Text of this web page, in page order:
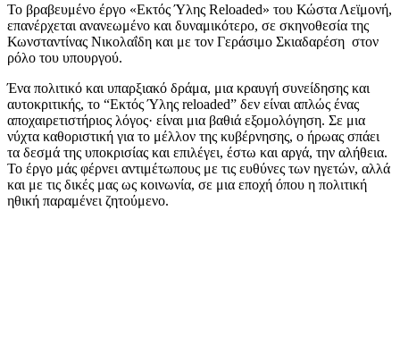
Το βραβευμένο έργο «Εκτός Ύλης Reloaded» του Κώστα Λεϊμονή,
επανέρχεται ανανεωμένο και δυναμικότερο, σε σκηνοθεσία της
Κωνσταντίνας Νικολαΐδη και με τον Γεράσιμο Σκιαδαρέση στον
ρόλο του υπουργού.
Ένα πολιτικό και υπαρξιακό δράμα, μια κραυγή συνείδησης και
αυτοκριτικής, το “Εκτός Ύλης reloaded” δεν είναι απλώς ένας
αποχαιρετιστήριος λόγος· είναι μια βαθιά εξομολόγηση. Σε μια
νύχτα καθοριστική για το μέλλον της κυβέρνησης, ο ήρωας σπάει
τα δεσμά της υποκρισίας και επιλέγει, έστω και αργά, την αλήθεια.
Το έργο μάς φέρνει αντιμέτωπους με τις ευθύνες των ηγετών, αλλά
και με τις δικές μας ως κοινωνία, σε μια εποχή όπου η πολιτική
ηθική παραμένει ζητούμενο.